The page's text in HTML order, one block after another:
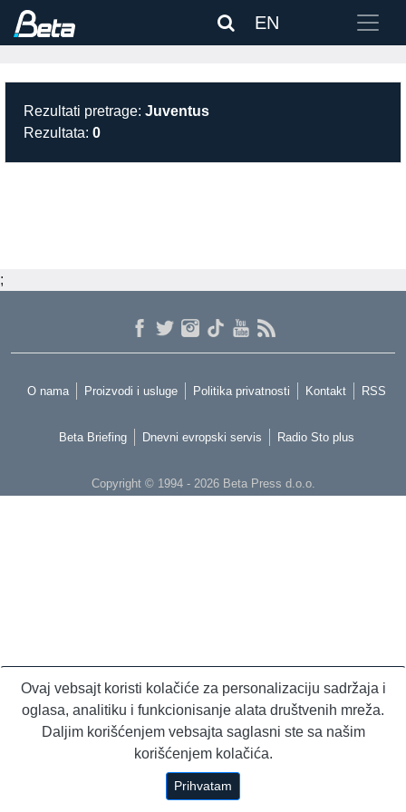
EN
Rezultati pretrage: Juventus
Rezultata: 0
;
O nama Proizvodi i usluge Politika privatnosti Kontakt RSS
Beta Briefing Dnevni evropski servis Radio Sto plus
Copyright © 1994 - 2026 Beta Press d.o.o.
Ovaj vebsajt koristi kolačiće za personalizaciju sadržaja i
oglasa, analitiku i funkcionisanje alata društvenih mreža.
Daljim korišćenjem vebsajta saglasni ste sa našim
korišćenjem kolačića.
Prihvatam